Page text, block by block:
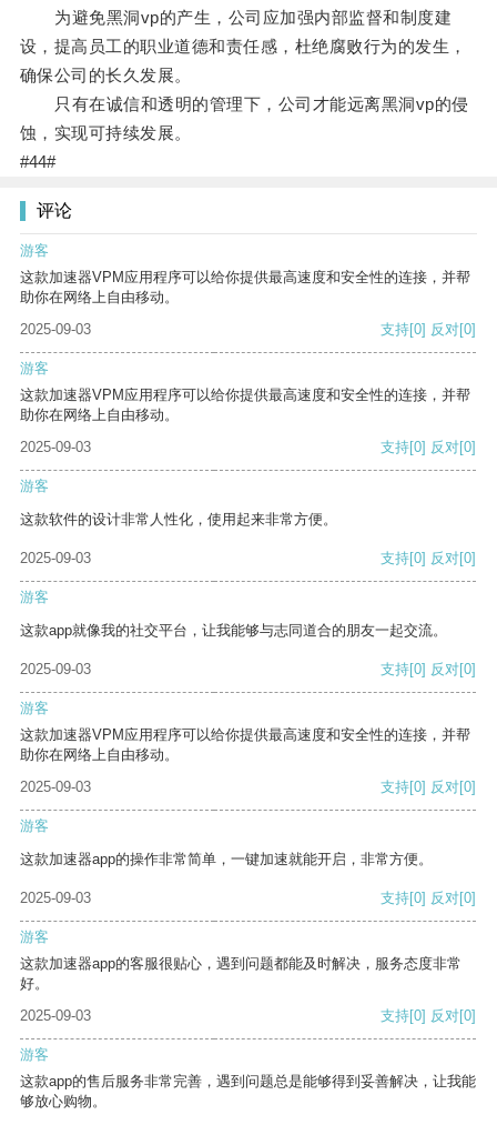
为避免黑洞vp的产生，公司应加强内部监督和制度建
设，提高员工的职业道德和责任感，杜绝腐败行为的发生，
确保公司的长久发展。
只有在诚信和透明的管理下，公司才能远离黑洞vp的侵
蚀，实现可持续发展。
#44#
评论
游客
这款加速器VPM应用程序可以给你提供最高速度和安全性的连接，并帮
助你在网络上自由移动。
2025-09-03
支持[0] 反对[0]
游客
这款加速器VPM应用程序可以给你提供最高速度和安全性的连接，并帮
助你在网络上自由移动。
2025-09-03
支持[0] 反对[0]
游客
这款软件的设计非常人性化，使用起来非常方便。
2025-09-03 支持[0] 反对[0]
游客
这款app就像我的社交平台，让我能够与志同道合的朋友一起交流。
2025-09-03 支持[0] 反对[0]
游客
这款加速器VPM应用程序可以给你提供最高速度和安全性的连接，并帮
助你在网络上自由移动。
2025-09-03
支持[0] 反对[0]
游客
这款加速器app的操作非常简单，一键加速就能开启，非常方便。
2025-09-03 支持[0] 反对[0]
游客
这款加速器app的客服很贴心，遇到问题都能及时解决，服务态度非常
好。
2025-09-03
支持[0] 反对[0]
游客
这款app的售后服务非常完善，遇到问题总是能够得到妥善解决，让我能
够放心购物。